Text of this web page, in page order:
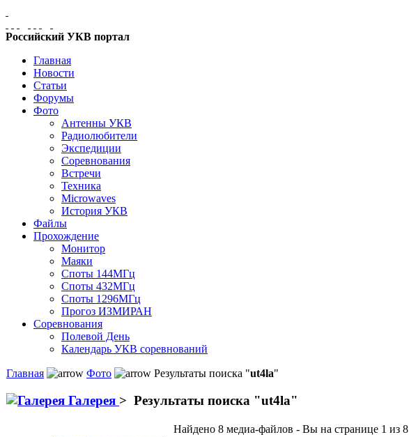
Российский УКВ портал
Главная
Новости
Статьи
Форумы
Фото
Антенны УКВ
Радиолюбители
Экспедиции
Соревнования
Встречи
Техника
Microwaves
История УКВ
Файлы
Прохождение
Монитор
Маяки
Споты 144МГц
Споты 432МГц
Споты 1296МГц
Прогоз ИЗМИРАН
Соревнования
Полевой День
Календарь УКВ соревнований
Главная Фото Результаты поиска "ut4la"
Галерея > Результаты поиска "ut4la"
Найдено 8 медиа-файлов - Вы на странице 1 из 8